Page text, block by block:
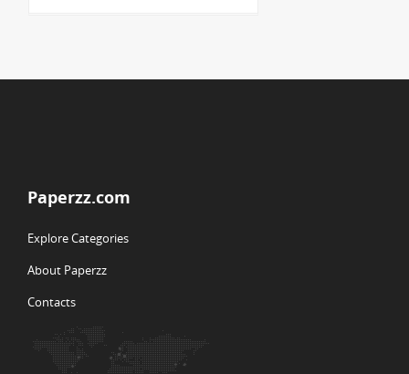
Paperzz.com
Explore Categories
About Paperzz
Contacts